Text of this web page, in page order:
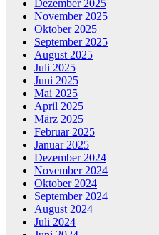
Dezember 2025
November 2025
Oktober 2025
September 2025
August 2025
Juli 2025
Juni 2025
Mai 2025
April 2025
März 2025
Februar 2025
Januar 2025
Dezember 2024
November 2024
Oktober 2024
September 2024
August 2024
Juli 2024